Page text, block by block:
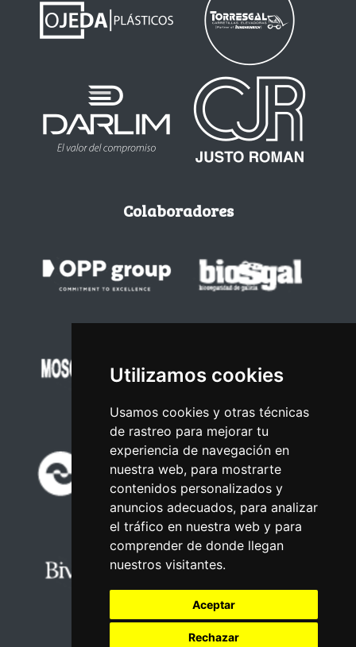
Utilizamos cookies
Usamos cookies y otras técnicas
de rastreo para mejorar tu
experiencia de navegación en
nuestra web, para mostrarte
contenidos personalizados y
anuncios adecuados, para analizar
el tráfico en nuestra web y para
comprender de donde llegan
nuestros visitantes.
Aceptar
Rechazar
Colaboradores